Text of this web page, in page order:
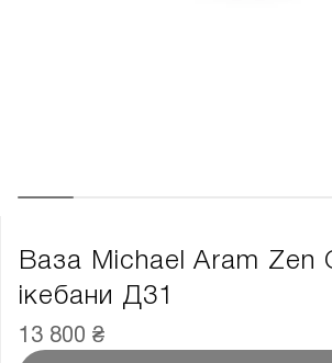
Ваза Michael Aram Zen
ікебани Д31
13 800 ₴